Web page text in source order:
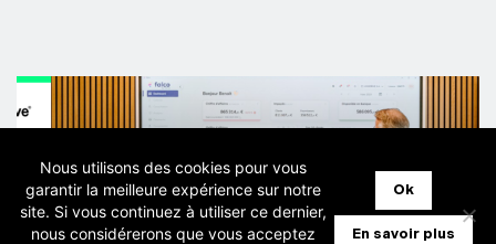
Nous utilisons des cookies pour vous
garantir la meilleure expérience sur notre
site. Si vous continuez à utiliser ce dernier,
nous considérerons que vous acceptez
Ok
En savoir plus